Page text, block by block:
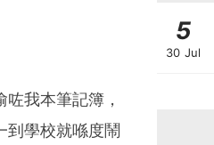
我本筆記簿，
到學校就喺度鬧
5
30 Jul